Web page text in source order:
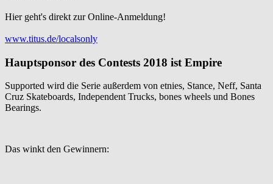
Hier geht's direkt zur Online-Anmeldung!
www.titus.de/localsonly
Hauptsponsor des Contests 2018 ist Empire
Supported wird die Serie außerdem von etnies, Stance, Neff, Santa
Cruz Skateboards, Independent Trucks, bones wheels und Bones
Bearings.
Das winkt den Gewinnern: